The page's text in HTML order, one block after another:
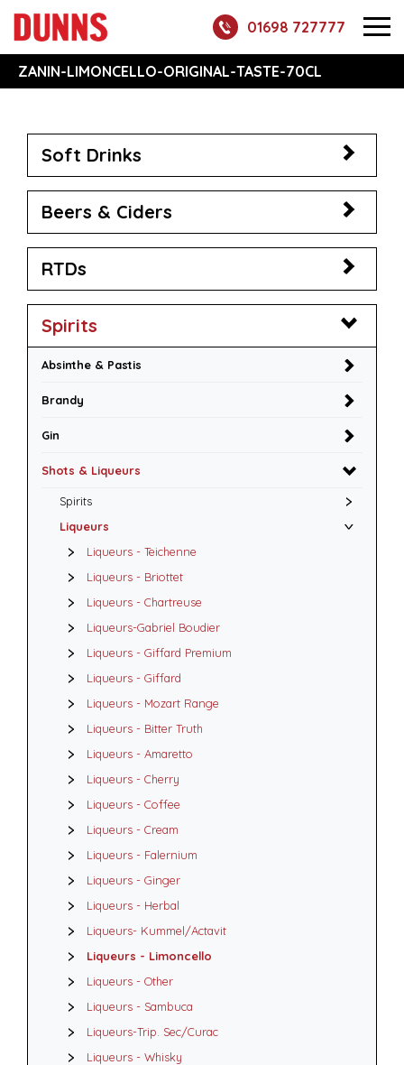
01698 727777
ZANIN-LIMONCELLO-ORIGINAL-TASTE-70CL
Soft Drinks
Beers & Ciders
RTDs
Spirits
Absinthe & Pastis
Brandy
Gin
Shots & Liqueurs
Spirits
Liqueurs
Liqueurs - Teichenne
Liqueurs - Briottet
Liqueurs - Chartreuse
Liqueurs-Gabriel Boudier
Liqueurs - Giffard Premium
Liqueurs - Giffard
Liqueurs - Mozart Range
Liqueurs - Bitter Truth
Liqueurs - Amaretto
Liqueurs - Cherry
Liqueurs - Coffee
Liqueurs - Cream
Liqueurs - Falernium
Liqueurs - Ginger
Liqueurs - Herbal
Liqueurs- Kummel/Actavit
Liqueurs - Limoncello
Liqueurs - Other
Liqueurs - Sambuca
Liqueurs-Trip. Sec/Curac
Liqueurs - Whisky